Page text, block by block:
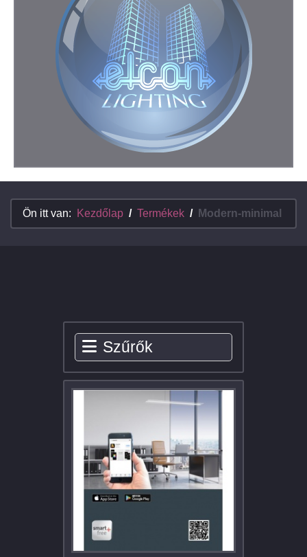
Ön itt van: Kezdőlap Termékek Modern-minimal
Szűrők